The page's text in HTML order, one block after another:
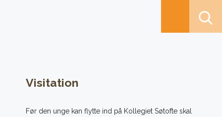
Visitation
Før den unge kan flytte ind på Kollegiet Søtofte skal